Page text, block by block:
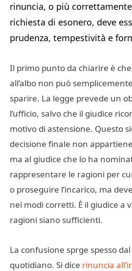
rinuncia, o più correttamente
richiesta di esonero, deve
prudenza, tempestività e
Il primo punto da chiarire è che
all’albo non può
sparire. La legge prevede un
l’ufficio, salvo che il giudice
motivo di astensione. Questo
decisione finale non
ma al giudice che lo ha
rappresentare le ragioni per
o proseguire l’incarico, ma
nei modi corretti. È il giudice a
ragioni siano sufficienti.
La confusione sprge spesso
quotidiano. Si dice rinuncia